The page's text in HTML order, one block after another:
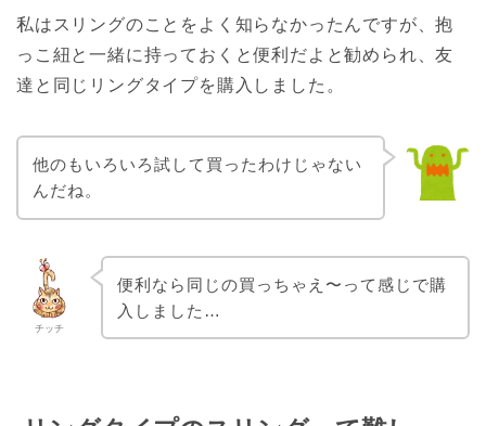
私はスリングのことをよく知らなかったんですが、抱
っこ紐と一緒に持っておくと便利だよと勧められ、友
達と同じリングタイプを購入しました。
他のもいろいろ試して買ったわけじゃない
んだね。
チッチ
便利なら同じの買っちゃえ〜って感じで購
入しました…